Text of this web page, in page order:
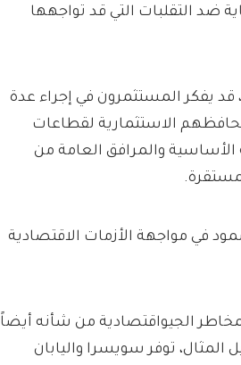
ضد التقلبات التي قد تواجهها
قد يفكر المستثمرون في إجراء عدة
الاستثمارية لقطاعات
الأساسية والمرافق العامة من
في مواجهة الأزمات الاقتصادية
الجيواقتصادية من شأنه أيضاً
توفر سويسرا واليابان